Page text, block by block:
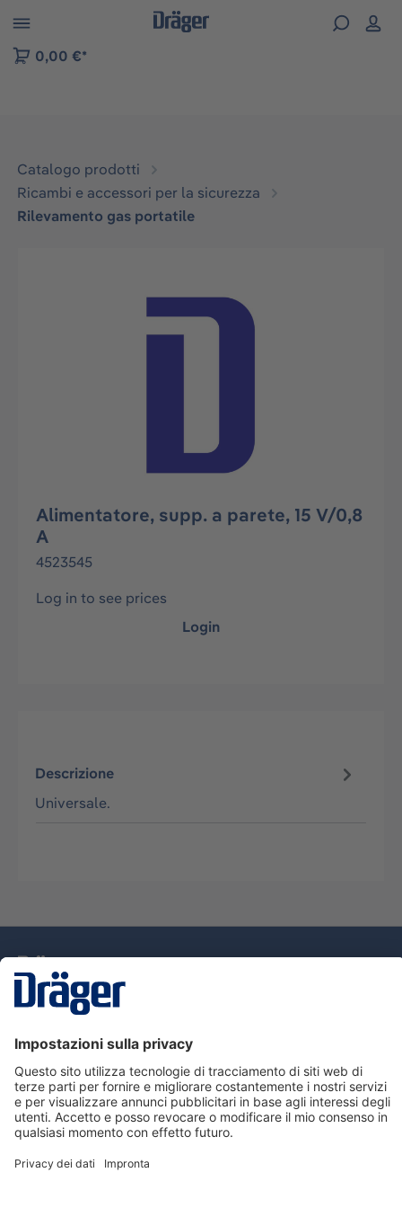
Skip to B2B platform navigation
0,00 €*
Catalogo prodotti
Ricambi e accessori per la sicurezza
Rilevamento gas portatile
Salta la galleria di immagini
Alimentatore, supp. a parete, 15 V/0,8
A
4523545
Log in to see prices
Login
Descrizione
Universale.
Assistenza
Informazioni su Dräger
Informazioni